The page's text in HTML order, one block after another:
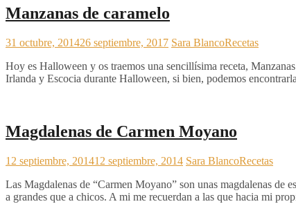
Manzanas de caramelo
31 octubre, 201426 septiembre, 2017 Sara BlancoRecetas
Hoy es Halloween y os traemos una sencillísima receta,
Irlanda y Escocia durante Halloween, si bien, podemos
Magdalenas de Carmen Moyano
12 septiembre, 201412 septiembre, 2014 Sara BlancoRecetas
Las Magdalenas de “Carmen Moyano” son unas magdalenas de
a grandes que a chicos. A mi me recuerdan a las que hacia mi